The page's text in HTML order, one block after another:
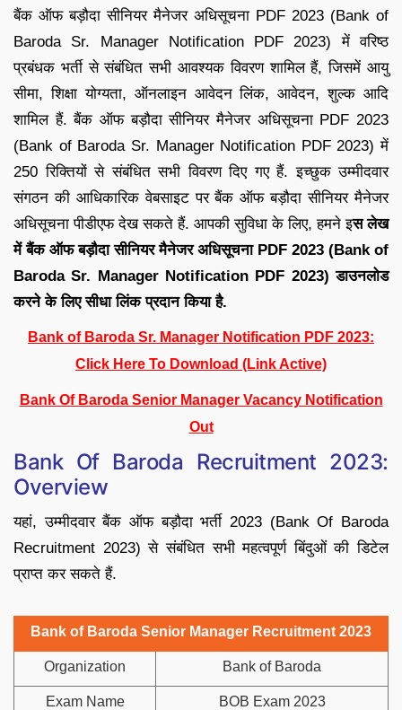
बैंक ऑफ बड़ौदा सीनियर मैनेजर अधिसूचना PDF 2023 (Bank of
Baroda Sr. Manager Notification PDF 2023) में वरिष्ठ
प्रबंधक भर्ती से संबंधित सभी आवश्यक विवरण शामिल हैं, जिसमें आयु
सीमा, शिक्षा योग्यता, ऑनलाइन आवेदन लिंक, आवेदन, शुल्क आदि
शामिल हैं. बैंक ऑफ बड़ौदा सीनियर मैनेजर अधिसूचना PDF 2023
(Bank of Baroda Sr. Manager Notification PDF 2023) में
250 रिक्तियों से संबंधित सभी विवरण दिए गए हैं. इच्छुक उम्मीदवार
संगठन की आधिकारिक वेबसाइट पर बैंक ऑफ बड़ौदा सीनियर मैनेजर
अधिसूचना पीडीएफ देख सकते हैं. आपकी सुविधा के लिए, हमने इस लेख
में बैंक ऑफ बड़ौदा सीनियर मैनेजर अधिसूचना PDF 2023 (Bank of
Baroda Sr. Manager Notification PDF 2023) डाउनलोड
करने के लिए सीधा लिंक प्रदान किया है.
Bank of Baroda Sr. Manager Notification PDF 2023:
Click Here To Download (Link Active)
Bank Of Baroda Senior Manager Vacancy Notification
Out
Bank Of Baroda Recruitment 2023:
Overview
यहां, उम्मीदवार बैंक ऑफ बड़ौदा भर्ती 2023 (Bank Of Baroda
Recruitment 2023) से संबंधित सभी महत्वपूर्ण बिंदुओं की डिटेल
प्राप्त कर सकते हैं.
Bank of Baroda Senior Manager Recruitment 2023
Organization Bank of Baroda
Exam Name BOB Exam 2023